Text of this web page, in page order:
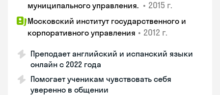
муниципального управления. • 2015 г.
Московский институт государственного и
корпоративного управления • 2012 г.
Преподает английский и испанский языки
онлайн с 2022 года
Помогает ученикам чувствовать себя
уверенно в общении